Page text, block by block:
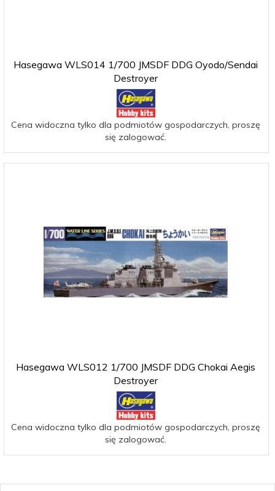
Hasegawa WLS014 1/700 JMSDF DDG Oyodo/Sendai
Destroyer
Cena widoczna tylko dla podmiotów gospodarczych, proszę
się zalogować.
Hasegawa WLS012 1/700 JMSDF DDG Chokai Aegis
Destroyer
Cena widoczna tylko dla podmiotów gospodarczych, proszę
się zalogować.